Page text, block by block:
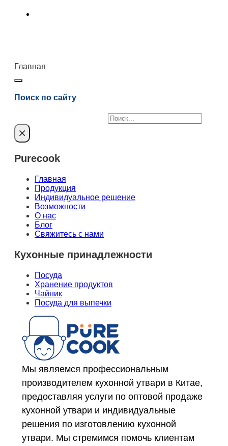
Главная
Поиск по сайту
Поиск
×
Purecook
Главная
Продукция
Индивидуальное решение
Возможности
О нас
Блог
Свяжитесь с нами
Кухонные принадлежности
Посуда
Хранение продуктов
Чайник
Посуда для выпечки
Мы являемся профессиональным
производителем кухонной утвари в Китае,
предоставляя услуги по оптовой продаже
кухонной утвари и индивидуальные
решения по изготовлению кухонной
утвари. Мы стремимся помочь клиентам